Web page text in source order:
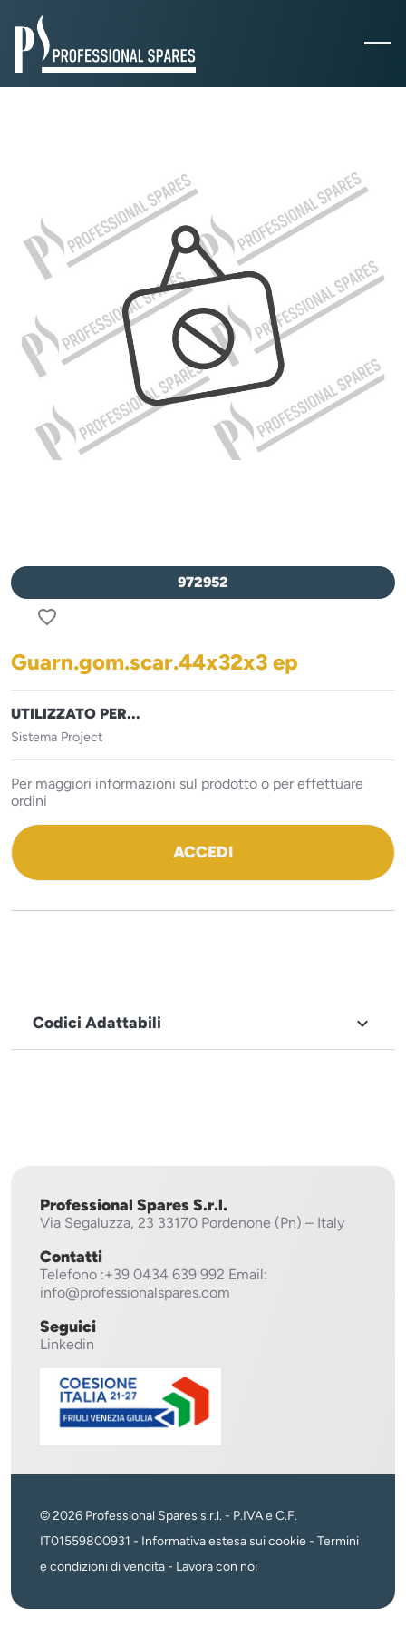
972952
favorite_border
Guarn.gom.scar.44x32x3 ep
UTILIZZATO PER...
Sistema Project
Per maggiori informazioni sul prodotto o per effettuare
ordini
ACCEDI
Codici Adattabili 
Professional Spares S.r.l.
Via Segaluzza, 23 33170 Pordenone (Pn) – Italy
Contatti
Telefono :+39 0434 639 992 Email:
info@professionalspares.com
Seguici
Linkedin
© 2026 Professional Spares s.r.l. - P.IVA e C.F.
IT01559800931 - Informativa estesa sui cookie - Termini
e condizioni di vendita- Lavora con noi